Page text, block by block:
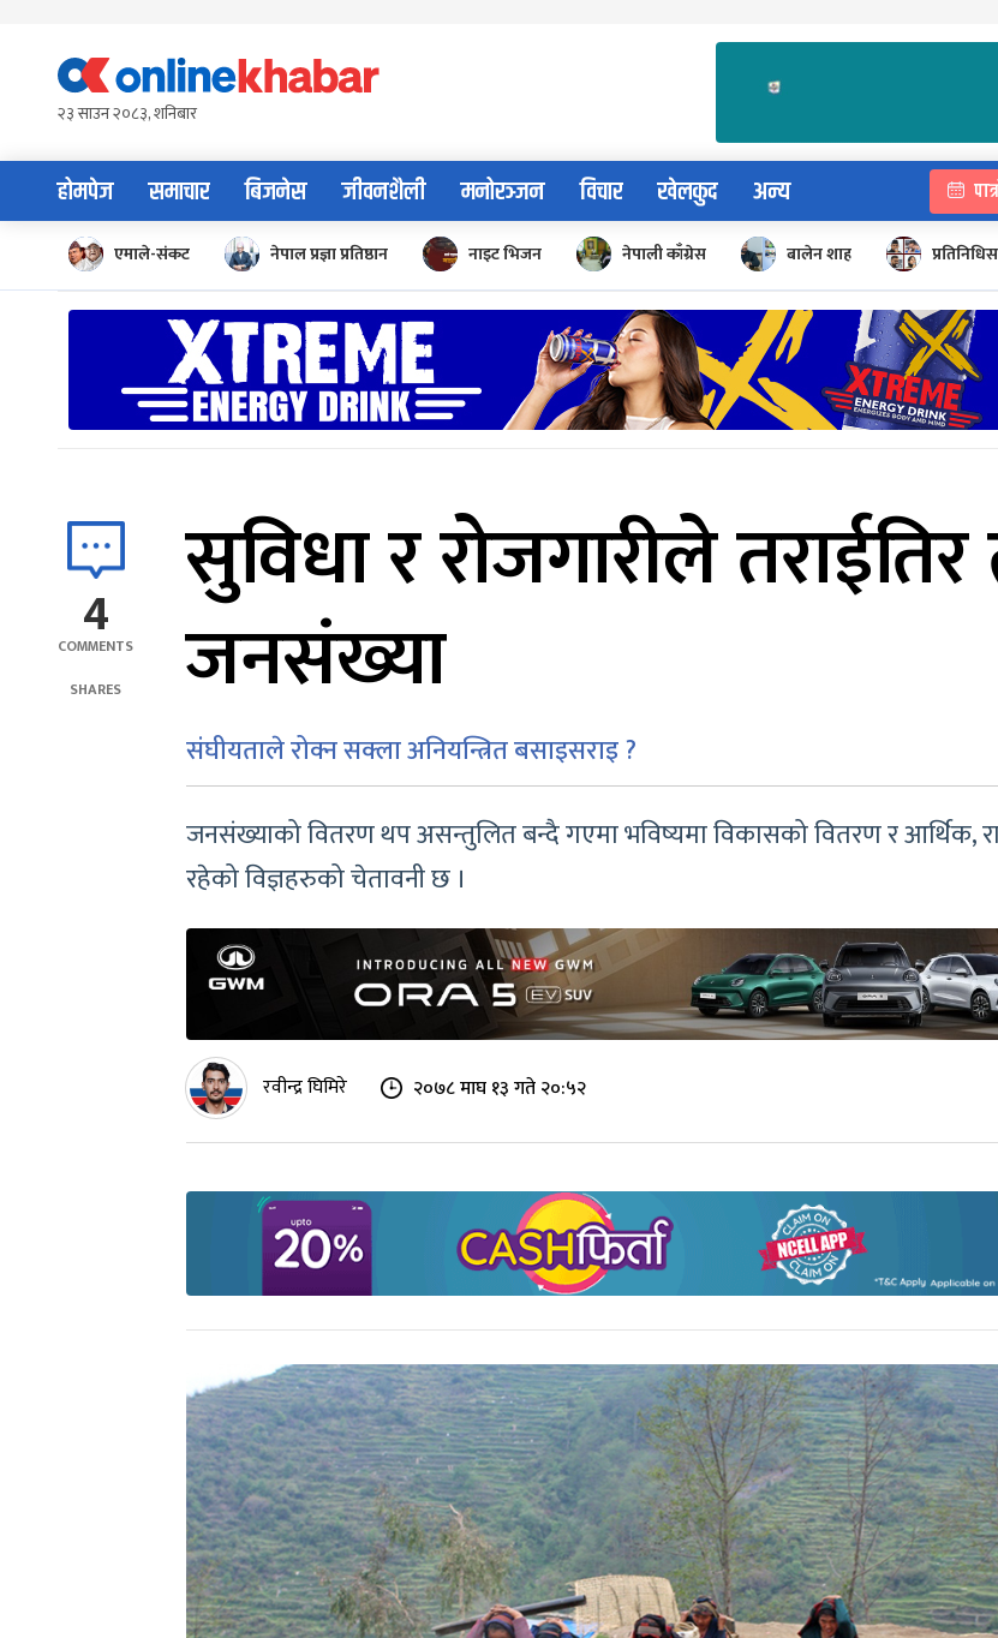
content२३ साउन २०८३, शनिबार
होमपेज समाचार बिजनेस जीवनशैली मनोरञ्जन विचार खेलकुद अन्य
एमाले-संकट नेपाल प्रज्ञा प्रतिष्ठान नाइट भिजन नेपाली काँग्रेस बालेन शाह
4
COMMENTS
SHARES
सुविधा र रोजगारीले
जनसंख्या
संघीयताले रोक्न सक्ला अनियन्त्रित बसाइसराइ ?
जनसंख्याको वितरण थप असन्तुलित बन्दै गएमा भविष्यमा विकासको वितरण र आर्थिक,
रहेको विज्ञहरुको चेतावनी छ ।
रवीन्द्र घिमिरे २०७८ माघ १३ गते २०:५२